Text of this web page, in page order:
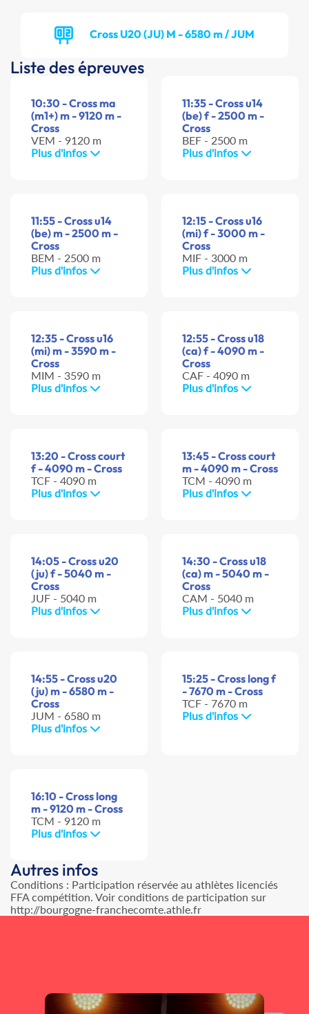
Cross U20 (JU) M - 6580 m / JUM
Liste des épreuves
10:30 - Cross ma
(m1+) m - 9120 m -
Cross
VEM - 9120 m
Plus d'infos
11:35 - Cross u14
(be) f - 2500 m -
Cross
BEF - 2500 m
Plus d'infos
11:55 - Cross u14
(be) m - 2500 m -
Cross
BEM - 2500 m
Plus d'infos
12:15 - Cross u16
(mi) f - 3000 m -
Cross
MIF - 3000 m
Plus d'infos
12:35 - Cross u16
(mi) m - 3590 m -
Cross
MIM - 3590 m
Plus d'infos
12:55 - Cross u18
(ca) f - 4090 m -
Cross
CAF - 4090 m
Plus d'infos
13:20 - Cross court
f - 4090 m - Cross
TCF - 4090 m
Plus d'infos
13:45 - Cross court
m - 4090 m - Cross
TCM - 4090 m
Plus d'infos
14:05 - Cross u20
(ju) f - 5040 m -
Cross
JUF - 5040 m
Plus d'infos
14:30 - Cross u18
(ca) m - 5040 m -
Cross
CAM - 5040 m
Plus d'infos
14:55 - Cross u20
(ju) m - 6580 m -
Cross
JUM - 6580 m
Plus d'infos
15:25 - Cross long f
- 7670 m - Cross
TCF - 7670 m
Plus d'infos
16:10 - Cross long
m - 9120 m - Cross
TCM - 9120 m
Plus d'infos
Autres infos
Conditions : Participation réservée au athlètes licenciés
FFA compétition. Voir conditions de participation sur
http://bourgogne-franchecomte.athle.fr